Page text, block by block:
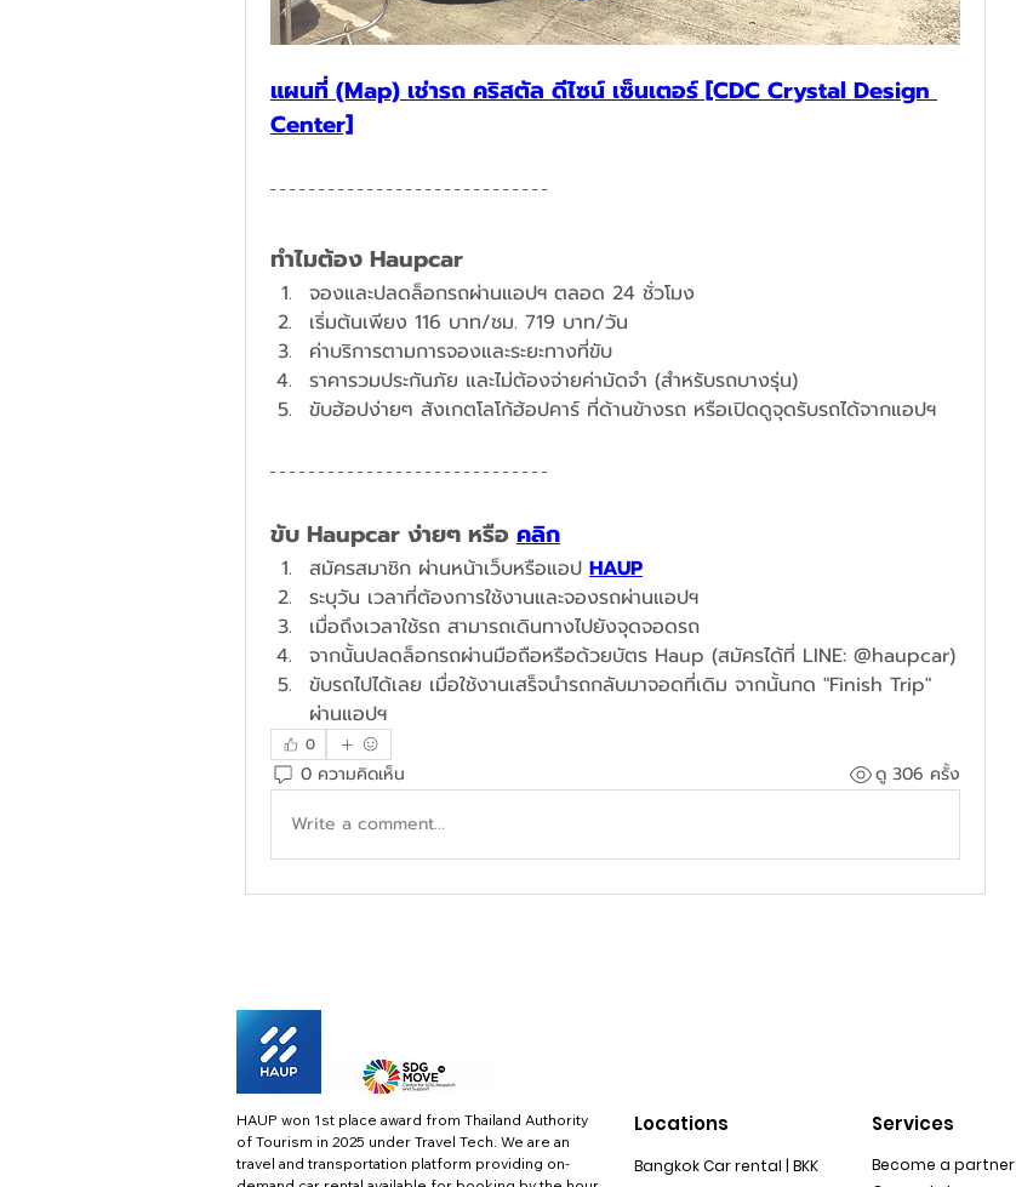
แผนที่ (Map) เช่ารถ คริสตัล ดีไซน์ เซ็นเตอร์ [CDC Crystal Design
Center]
ทำไมต้อง Haupcar
จองและปลดล็อกรถผ่านแอปฯ ตลอด 24 ชั่วโมง
​เริ่มต้นเพียง 116 บาท/ชม. 719 บาท/วัน
ค่าบริการตามการจองและระยะทางที่ขับ
ราคารวมประกันภัย และไม่ต้องจ่ายค่ามัดจำ (สำหรับรถบางรุ่น)
ขับฮ้อปง่ายๆ สังเกตโลโก้ฮ้อปคาร์ ที่ด้านข้างรถ หรือเปิดดูจุดรับรถได้จากแอปฯ
ขับ Haupcar ง่ายๆ หรือ คลิก
สมัครสมาชิก ผ่านหน้าเว็บหรือแอป HAUP
ระบุวัน เวลาที่ต้องการใช้งานและจองรถผ่านแอปฯ​
เมื่อถึงเวลาใช้รถ สามารถเดินทางไปยังจุดจอดรถ
จากนั้นปลดล็อกรถผ่านมือถือหรือด้วยบัตร Haup (สมัครได้ที่ LINE: @haupcar)
ขับรถไปได้เลย เมื่อใช้งานเสร็จนำรถกลับมาจอดที่เดิม จากนั้นกด "Finish Trip"
ผ่านแอปฯ
0
0 ความคิดเห็น
ดู 306 ครั้ง
Write a comment...
HAUP won 1st place award from Thailand Authority
of Tourism in 2025 under Travel Tech. We are an
travel and transportation platform providing on-
Locations
Bangkok Car rental | BKK
Services
Become a partner